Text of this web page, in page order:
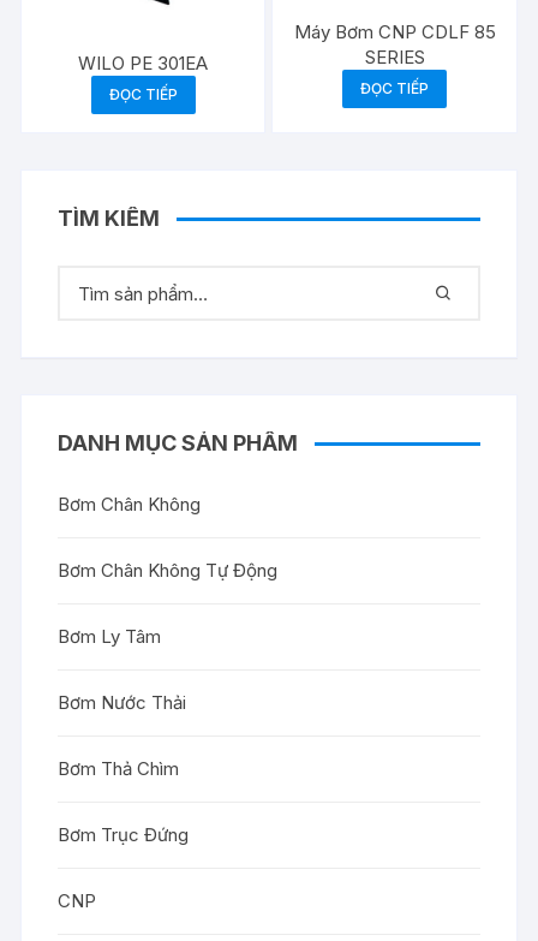
WILO PE 301EA
ĐỌC TIẾP
Máy Bơm CNP CDLF 85
SERIES
ĐỌC TIẾP
TÌM KIẾM
DANH MỤC SẢN PHẨM
Bơm Chân Không
Bơm Chân Không Tự Động
Bơm Ly Tâm
Bơm Nước Thải
Bơm Thả Chìm
Bơm Trục Đứng
CNP